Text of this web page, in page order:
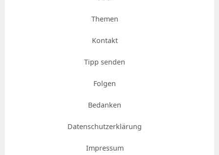
Themen
Kontakt
Tipp senden
Folgen
Bedanken
Datenschutzerklärung
Impressum